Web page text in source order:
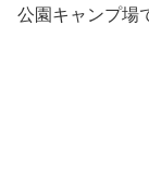
公園キャンプ場